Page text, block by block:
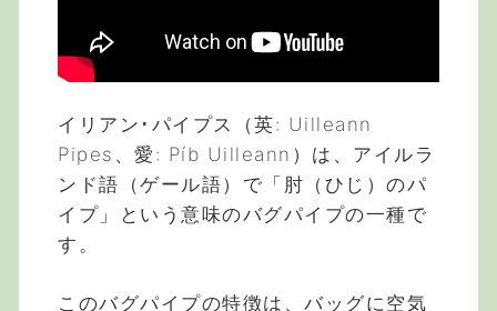
イリアン･パイプス（英: Uilleann
Pipes、愛: Píb Uilleann）は、アイルラ
ンド語（ゲール語）で「肘（ひじ）のパ
イプ」という意味のバグパイプの一種で
す。
このバグパイプの特徴は、バッグに空気